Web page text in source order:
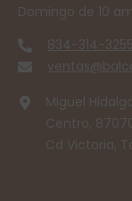
Domingo de 10
834-314-3255
Miguel
Centro,
Cd Victoria,